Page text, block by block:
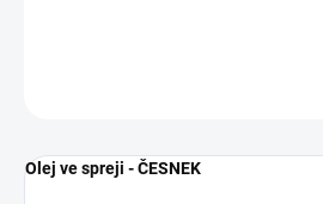
Olej ve spreji - ČESNEK